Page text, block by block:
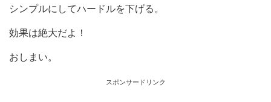
シンプルにしてハードルを下げる。
効果は絶大だよ！
おしまい。
スポンサードリンク